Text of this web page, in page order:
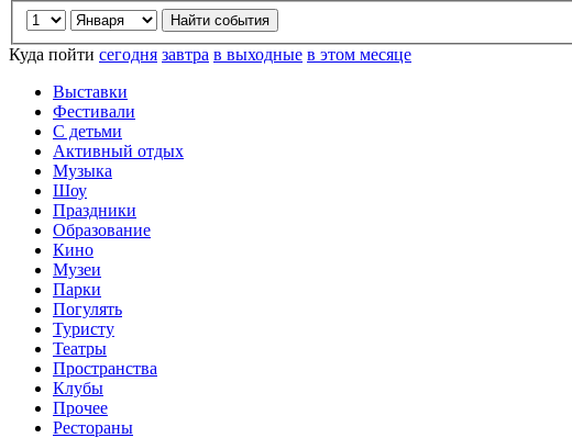
Куда пойти сегодня завтра в выходные в этом месяце
Выставки
Фестивали
С детьми
Активный отдых
Музыка
Шоу
Праздники
Образование
Кино
Музеи
Парки
Погулять
Туристу
Театры
Пространства
Клубы
Прочее
Рестораны